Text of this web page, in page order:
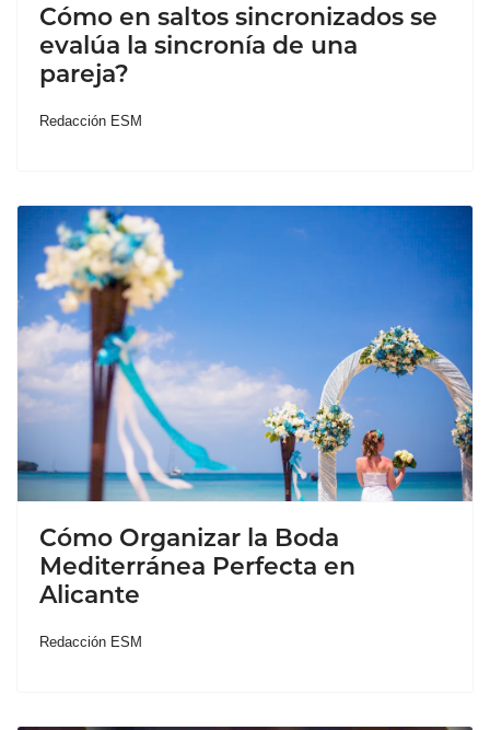
Cómo en saltos sincronizados se
evalúa la sincronía de una
pareja?
Redacción ESM
Cómo Organizar la Boda
Mediterránea Perfecta en
Alicante
Redacción ESM